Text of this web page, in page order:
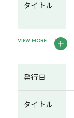
タイトル
VIEW MORE
発行日
タイトル